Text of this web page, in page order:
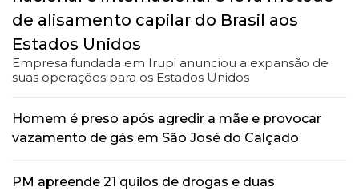
de alisamento capilar do Brasil aos
Estados Unidos
Empresa fundada em Irupi anunciou a expansão de
suas operações para os Estados Unidos
Homem é preso após agredir a mãe e provocar
vazamento de gás em São José do Calçado
PM apreende 21 quilos de drogas e duas